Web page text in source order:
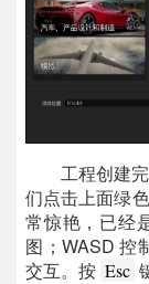
工程创建
们点击上面绿
常惊艳，已经
图；WASD 控
交互。按 Esc